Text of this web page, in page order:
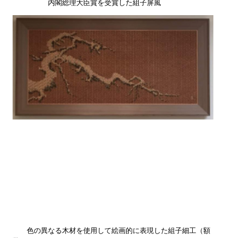
内閣総理大臣賞を受賞した組子屏風
色の異なる木材を使用して絵画的に表現した組子細工（額